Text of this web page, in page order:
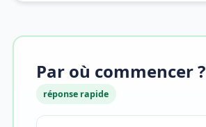
Par où commencer ?
réponse rapide